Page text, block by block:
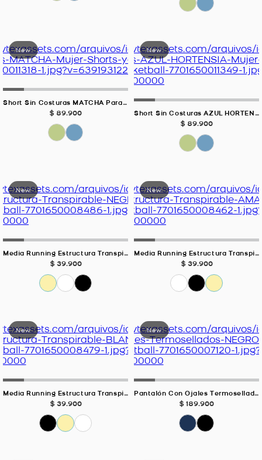
Short Sin Costuras MATCHA Para Mujer
$ 89.900 Short Sin Costuras AZUL HORTENSIA Para Mujer
$ 89.900
Media Running Estructura Transpirable Negro Unisex
$ 39.900
Media Running Estructura Transpirable Amarillo Unisex
$ 39.900
Media Running Estructura Transpirable Blanco Unisex
$ 39.900
Pantalón Con Ojales Termosellados NEGRO Para Hombre
$ 189.900